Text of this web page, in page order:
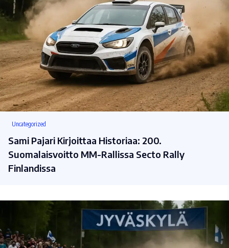
Uncategorized
Sami Pajari Kirjoittaa Historiaa: 200.
Suomalaisvoitto MM-Rallissa Secto Rally
Finlandissa